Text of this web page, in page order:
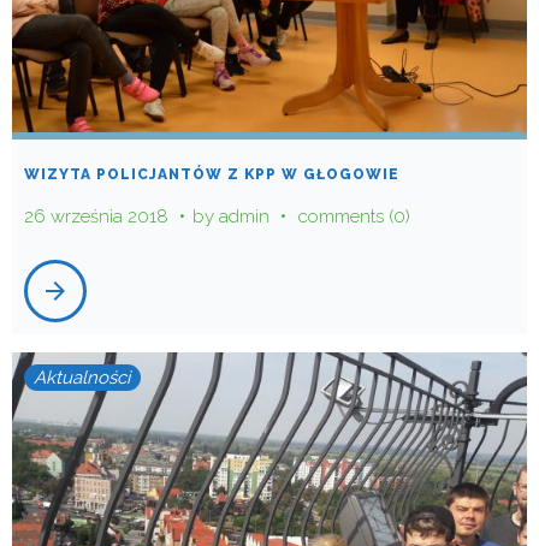
WIZYTA POLICJANTÓW Z KPP W GŁOGOWIE
26 września 2018 by admin comments (0)
arrow_forward
Aktualności